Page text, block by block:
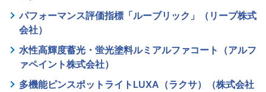
パフォーマンス評価指標「ルーブリック」（リープ株式
会社）
水性高輝度蓄光・蛍光塗料ルミアルファコート（アルフ
ァペイント株式会社）
多機能ピンスポットライトLUXA（ラクサ）（株式会社